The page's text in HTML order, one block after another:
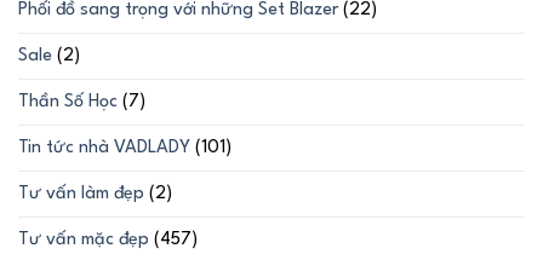
Phối đồ sang trọng với những Set Blazer(22)
Sale (2)
Thần Số Học (7)
Tin tức nhà VADLADY (101)
Tư vấn làm đẹp (2)
Tư vấn mặc đẹp (457)